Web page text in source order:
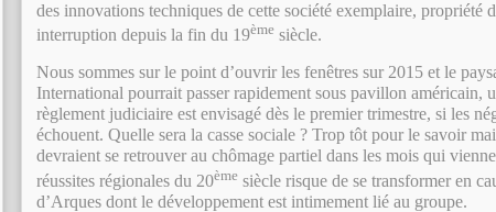
des innovations techniques de cette société exemplaire, propriété
interruption depuis la fin du 19ème siècle.
Nous sommes sur le point d’ouvrir les fenêtres sur 2015 et le
International pourrait passer rapidement sous pavillon américain,
règlement judiciaire est envisagé dès le premier trimestre, si les
échouent. Quelle sera la casse sociale ? Trop tôt pour le savoir
devraient se retrouver au chômage partiel dans les mois qui
réussites régionales du 20ème siècle risque de se transformer en
d’Arques dont le développement est intimement lié au groupe.